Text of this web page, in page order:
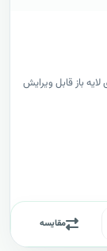
باز قابل ویرایش
مقایسه